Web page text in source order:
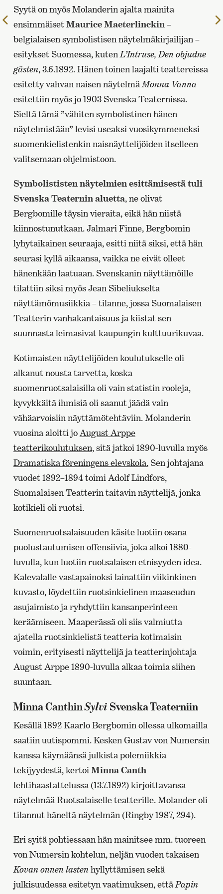
Syytä on myös Molanderin ajalta mainita
ensimmäisetMaurice Maeterlinckin –
belgialaisen symbolistisen näytelmäkirjailijan –
esitykset Suomessa, kuten L’Intruse, Den objudne
gästen, 3.6.1892. Hänen toinen laajalti teattereissa
esitetty vahvan naisen näytelmäMonna Vanna
esitettiin myös jo 1903 Svenska Teaternissa.
Sieltä tämä ”vähiten symbolistinen hänen
näytelmistään” levisi useaksi vuosikymmeneksi
suomenkielistenkin naisnäyttelijöiden itselleen
valitsemaan ohjelmistoon.
Symbolististen näytelmien esittämisestä tuli
Svenska Teaternin aluetta, ne olivat
Bergbomille täysin vieraita, eikä hän niistä
kiinnostunutkaan. Jalmari Finne, Bergbomin
lyhytaikainen seuraaja, esitti niitä siksi, että hän
seurasi kyllä aikaansa, vaikka ne eivät olleet
hänenkään laatuaan. Svenskanin näyttämöille
tilattiin siksi myös Jean Sibeliukselta
näyttämömusiikkia – tilanne, jossa Suomalaisen
Teatterin vanhakantaisuus ja kiistat sen
suunnasta leimasivat kaupungin kulttuurikuvaa.
Kotimaisten näyttelijöiden koulutukselle oli
alkanut nousta tarvetta, koska
suomenruotsalaisilla oli vain statistin rooleja,
kyvykkäitä ihmisiä oli saanut jäädä vain
vähäarvoisiin näyttämötehtäviin. Molanderin
vuosina aloitti jo August Arppe
teatterikoulutuksen, sitä jatkoi 1890-luvulla myös
Dramatiska föreningens elevskola.Sen johtajana
vuodet 1892–1894 toimi Adolf Lindfors,
Suomalaisen Teatterin taitavin näyttelijä, jonka
kotikieli oli ruotsi.
Suomenruotsalaisuuden käsite luotiin osana
puolustautumisen offensiivia, joka alkoi 1880-
luvulla, kun luotiin ruotsalaisen etnisyyden idea.
Kalevalalle vastapainoksi lainattiin viikinkinen
kuvasto, löydettiin ruotsinkielinen maaseudun
asujaimisto ja ryhdyttiin kansanperinteen
keräämiseen. Maaperässä oli siis valmiutta
ajatella ruotsinkielistä teatteria kotimaisin
voimin, erityisesti näyttelijä ja teatterinjohtaja
August Arppe 1890-luvulla alkaa toimia siihen
suuntaan.
Minna CanthinSylvi Svenska Teaterniin
Kesällä 1892 Kaarlo Bergbomin ollessa ulkomailla
saatiin uutispommi. Kesken Gustav von Numersin
kanssa käymäänsä julkista polemiikkia
tekijyydestä, kertoi Minna Canth
lehtihaastattelussa (13.7.1892) kirjoittavansa
näytelmää Ruotsalaiselle teatterille. Molander oli
tilannut häneltä näytelmän (Ringby 1987, 294).
Eri syitä pohtiessaan hän mainitsee mm. tuoreen
von Numersin kohtelun, neljän vuoden takaisen
Kovan onnen lastenhyllyttämisen sekä
julkisuudessa esitetyn vaatimuksen, ettäPapin
Edelliselle